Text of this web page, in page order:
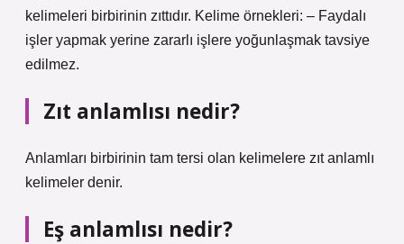
kelimeleri birbirinin zıttıdır. Kelime örnekleri: – Faydalı
işler yapmak yerine zararlı işlere yoğunlaşmak tavsiye
edilmez.
Zıt anlamlısı nedir?
Anlamları birbirinin tam tersi olan kelimelere zıt anlamlı
kelimeler denir.
Eş anlamlısı nedir?